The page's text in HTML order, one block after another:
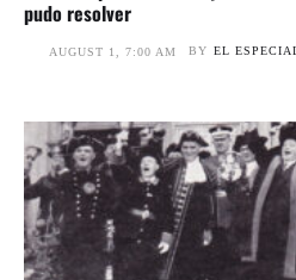
pudo resolver
AUGUST 1, 7:00 AM BY EL